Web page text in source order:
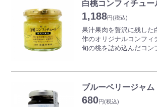
さんにもおススメです。
また、冷たく冷やしても
った味わいが楽しめます
白桃コンフィチュー
1,188円(税込)
果汁果肉を贅沢に残した
作のオリジナルコンフィ
旬の桃を詰め込んだコン
さらに、コンフィチュー
料理にも合います。
果肉の角切りがごろごろ
ブルーベリージャム
680円(税込)